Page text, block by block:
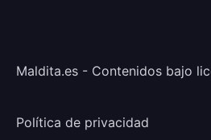
Maldita.es - Contenidos bajo
Política de privacidad